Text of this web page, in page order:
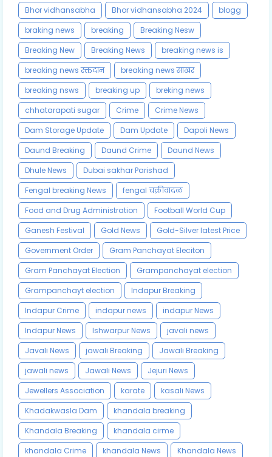
Bhor vidhansabha
Bhor vidhansabha 2024
blogg
braking news
breaking
Breaking Nesw
Breaking New
Breaking News
breaking news is
breaking news रक्तदान
breaking news साखर
breaking nsws
breaking up
breking news
chhatarapati sugar
Crime
Crime News
Dam Storage Update
Dam Update
Dapoli News
Daund Breaking
Daund Crime
Daund News
Dhule News
Dubai sakhar Parishad
Fengal breaking News
fengal चक्रीवादळ
Food and Drug Administration
Football World Cup
Ganesh Festival
Gold News
Gold-Silver latest Price
Government Order
Gram Panchayat Eleciton
Gram Panchayat Election
Grampanchayat election
Grampanchayt election
Indapur Breaking
Indapur Crime
indapur news
indapur News
Indapur News
Ishwarpur News
javali news
Javali News
jawali Breaking
Jawali Breaking
jawali news
Jawali News
Jejuri News
Jewellers Association
karate
kasali News
Khadakwasla Dam
khandala breaking
Khandala Breaking
khandala cirme
khandala Crime
khandala News
Khandala News